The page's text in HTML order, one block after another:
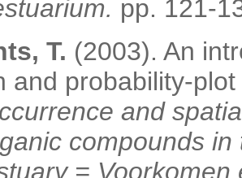
pp. 121-
T. (2003). An
and probability-
and
compounds
=